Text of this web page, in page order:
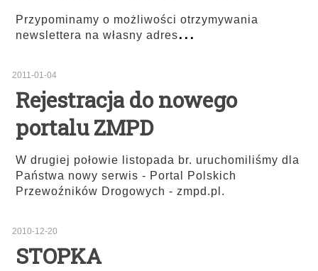
Przypominamy o możliwości otrzymywania
newslettera na własny adres...
2011-01-04
Rejestracja do nowego
portalu ZMPD
W drugiej połowie listopada br. uruchomiliśmy dla
Państwa nowy serwis - Portal Polskich
Przewoźników Drogowych - zmpd.pl.
2010-12-20
STOPKA